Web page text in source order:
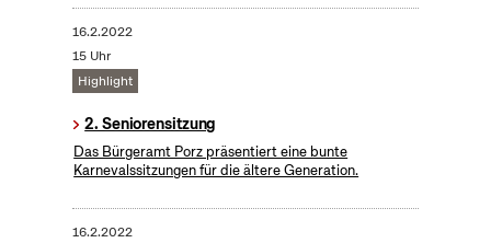
16.2.2022
15 Uhr
Highlight
2. Seniorensitzung
Das Bürgeramt Porz präsentiert eine bunte
Karnevalssitzungen für die ältere Generation.
16.2.2022